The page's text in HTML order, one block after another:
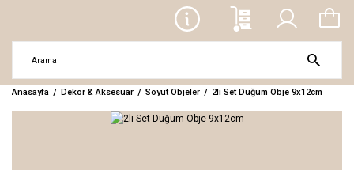
Anasayfa Dekor & Aksesuar Soyut Objeler 2li Set Düğüm Obje 9x12cm